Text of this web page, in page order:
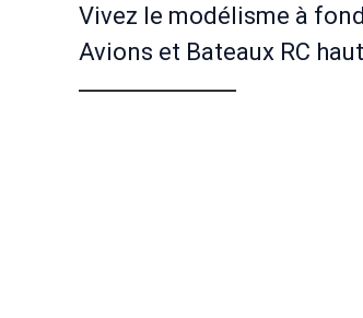
Vivez le modélisme à
Avions et Bateaux RC